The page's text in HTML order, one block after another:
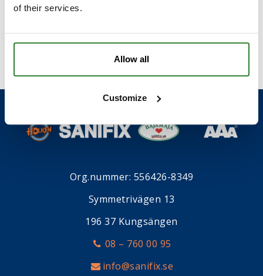
of their services.
Allow all
Customize
Org.nummer: 556426-8349
Symmetrivägen 13
196 37 Kungsängen
08 – 760 00 95
info@sanifix.se